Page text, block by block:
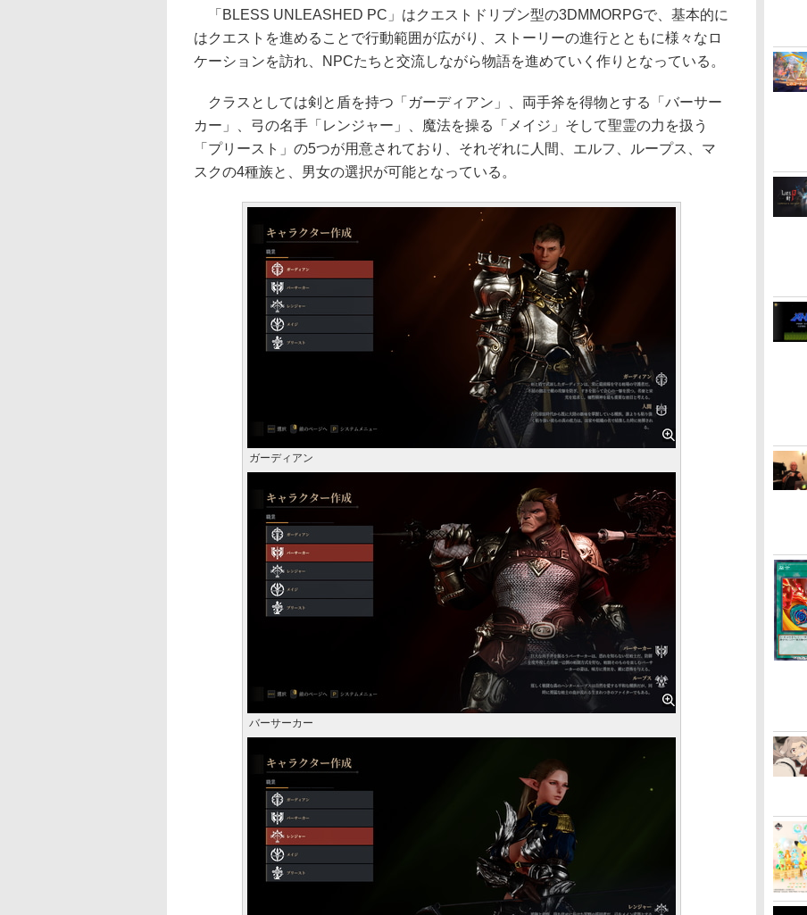
「BLESS UNLEASHED PC」はクエストドリブン型の3DMMORPGで、基本的に
はクエストを進めることで行動範囲が広がり、ストーリーの進行とともに様々なロ
ケーションを訪れ、NPCたちと交流しながら物語を進めていく作りとなっている。
クラスとしては剣と盾を持つ「ガーディアン」、両手斧を得物とする「バーサー
カー」、弓の名手「レンジャー」、魔法を操る「メイジ」そして聖霊の力を扱う
「プリースト」の5つが用意されており、それぞれに人間、エルフ、ループス、マ
スクの4種族と、男女の選択が可能となっている。
ガーディアン
バーサーカー